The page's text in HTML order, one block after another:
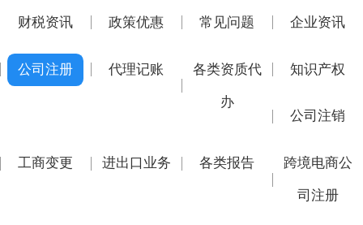
财税资讯 政策优惠 常见问题 企业资讯
公司注册 代理记账 各类资质代
办
知识产权
公司注销
工商变更 进出口业务 各类报告 跨境电商公
司注册